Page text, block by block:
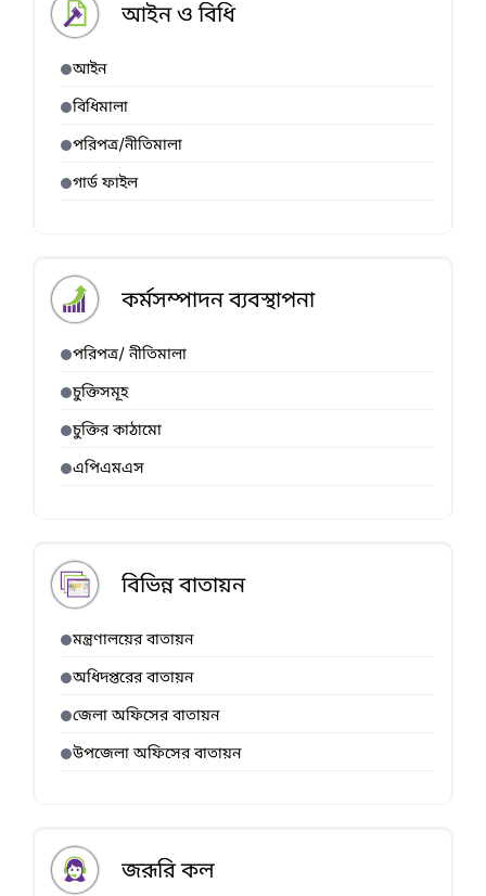
আইন ও বিধি
আইন
বিধিমালা
পরিপত্র/নীতিমালা
গার্ড ফাইল
কর্মসম্পাদন ব্যবস্থাপনা
পরিপত্র/ নীতিমালা
চুক্তিসমূহ
চুক্তির কাঠামো
এপিএমএস
বিভিন্ন বাতায়ন
মন্ত্রণালয়ের বাতায়ন
অধিদপ্তরের বাতায়ন
জেলা অফিসের বাতায়ন
উপজেলা অফিসের বাতায়ন
জরূরি কল